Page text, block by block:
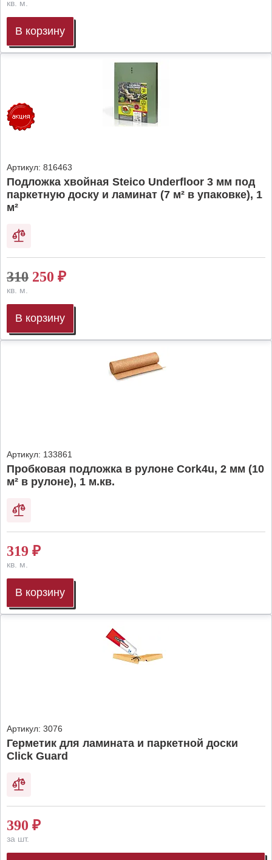
кв. м.
В корзину
Артикул: 816463
Подложка хвойная Steico Underfloor 3 мм под
паркетную доску и ламинат (7 м² в упаковке), 1
м²
310 250 ₽
кв. м.
В корзину
Артикул: 133861
Пробковая подложка в рулоне Cork4u, 2 мм (10
м² в рулоне), 1 м.кв.
319 ₽
кв. м.
В корзину
Артикул: 3076
Герметик для ламината и паркетной доски
Click Guard
390 ₽
за шт.